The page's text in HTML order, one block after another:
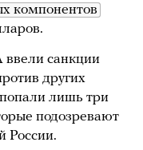
компонентов
санкции
других
лишь три
подозревают
России.